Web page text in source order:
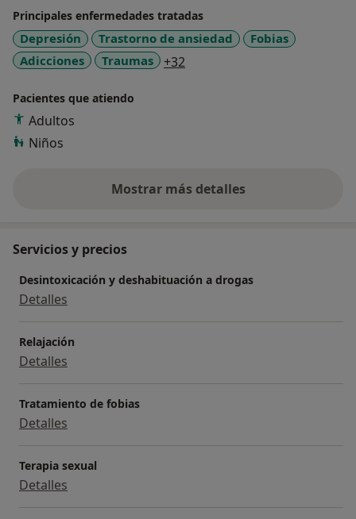
Principales enfermedades tratadas
Depresión Trastorno de ansiedad
Fobias
Adicciones
Traumas +32
Pacientes que atiendo
Adultos
Niños
Mostrar más detalles
sobre la experiencia
Servicios y precios
Desintoxicación y deshabituación a drogas
Detalles
Relajación
Detalles
Tratamiento de fobias
Detalles
Terapia sexual
Detalles